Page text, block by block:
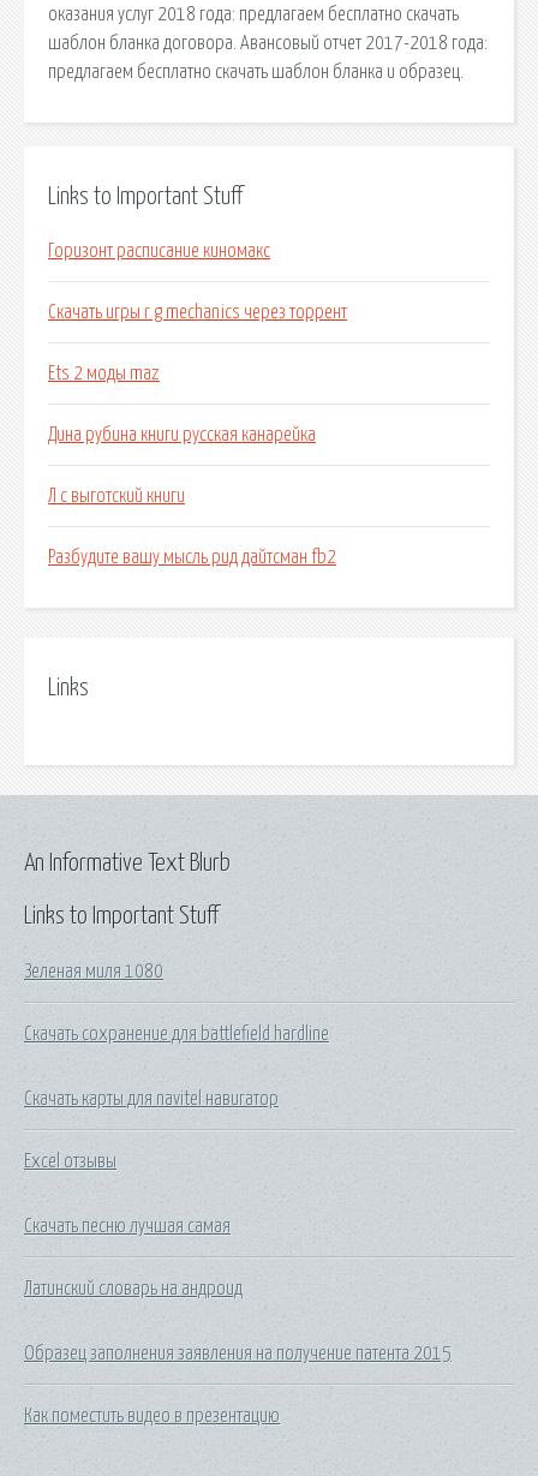
оказания услуг 2018 года: предлагаем бесплатно скачать
шаблон бланка договора. Авансовый отчет 2017-2018 года:
предлагаем бесплатно скачать шаблон бланка и образец.
Links to Important Stuff
Горизонт расписание киномакс
Скачать игры r g mechanics через торрент
Ets 2 моды maz
Дина рубина книги русская канарейка
Л с выготский книги
Разбудите вашу мысль рид дайтсман fb2
Links
Links to Important Stuff
Зеленая миля 1080
Скачать сохранение для battlefield hardline
Скачать карты для navitel навигатор
Excel отзывы
Скачать песню лучшая самая
Латинский словарь на андроид
Образец заполнения заявления на получение патента 2015
Как поместить видео в презентацию
An Informative Text Blurb